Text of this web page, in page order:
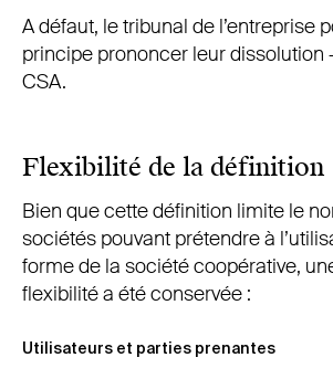
A défaut, le tribunal de l’entreprise
principe prononcer leur dissolution
CSA.
Flexibilité de la définition
Bien que cette définition limite le
sociétés pouvant prétendre à
forme de la société coopérative,
flexibilité a été conservée :
Utilisateurs et parties prenantes